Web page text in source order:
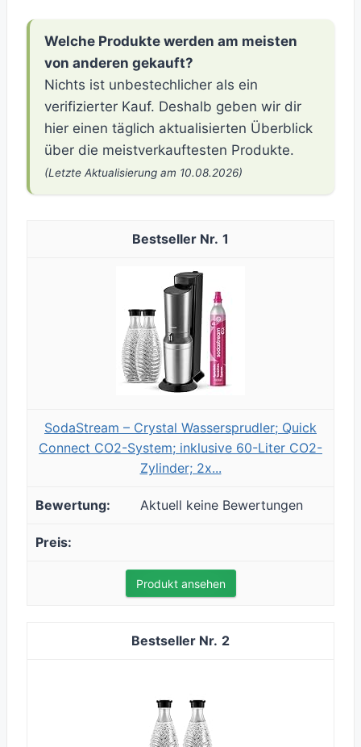
Welche Produkte werden am meisten
von anderen gekauft?
Nichts ist unbestechlicher als ein
verifizierter Kauf. Deshalb geben wir dir
hier einen täglich aktualisierten Überblick
über die meistverkauftesten Produkte.
(Letzte Aktualisierung am 10.08.2026)
1
SodaStream – Crystal Wassersprudler; Quick
Connect CO2-System; inklusive 60-Liter CO2-
Zylinder; 2x...
Aktuell keine Bewertungen
Produkt ansehen
2